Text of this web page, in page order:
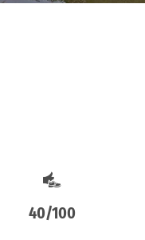
40/100